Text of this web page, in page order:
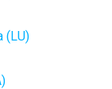
(LU)